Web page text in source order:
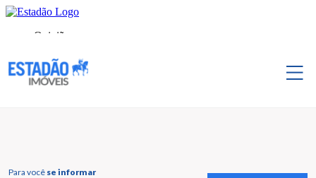
Para você se informar